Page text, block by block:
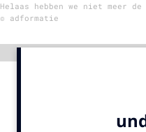
Events
Helaas hebben we niet meer
© adformatie